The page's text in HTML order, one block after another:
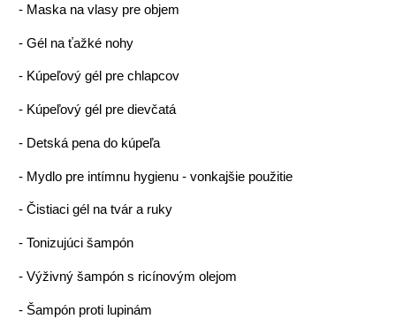
- Maska na vlasy pre objem
-Gél na ťažké nohy
- Kúpeľový gél pre chlapcov
- Kúpeľový gél pre dievčatá
- Detská pena do kúpeľa
- Mydlo pre intímnu hygienu - vonkajšie použitie
-Čistiaci gél na tvár a ruky
-Tonizujúci šampón
-Výživný šampón s ricínovým olejom
- Šampón proti lupinám